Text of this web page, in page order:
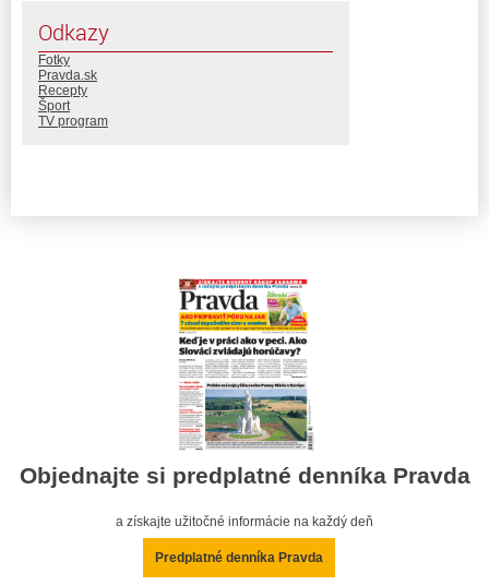
Odkazy
Fotky
Pravda.sk
Recepty
Šport
TV program
Objednajte si predplatné denníka Pravda
a získajte užitočné informácie na každý deň
Predplatné denníka Pravda